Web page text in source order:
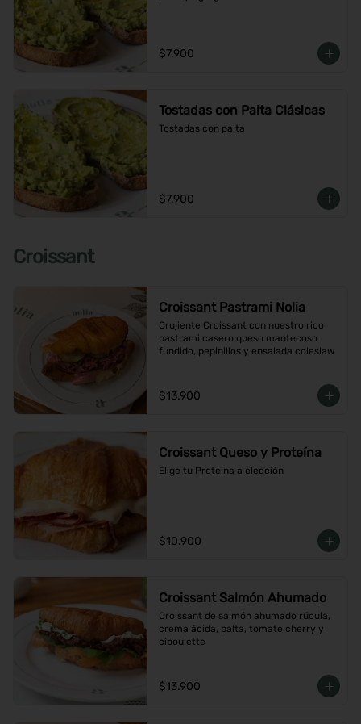
$7.900
Tostadas con Palta Clásicas
Tostadas con palta
$7.900
Croissant
Croissant Pastrami Nolia
Crujiente Croissant con nuestro rico
pastrami casero queso mantecoso
fundido, pepinillos y ensalada coleslaw
$13.900
Croissant Queso y Proteína
Elige tu Proteina a elección
$10.900
Croissant Salmón Ahumado
Croissant de salmón ahumado rúcula,
crema ácida, palta, tomate cherry y
ciboulette
$13.900